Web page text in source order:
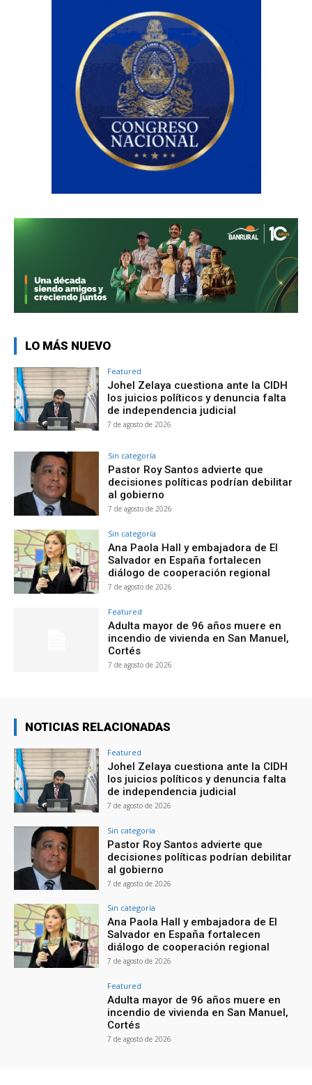
LO MÁS NUEVO
Featured
Johel Zelaya cuestiona ante la CIDH
los juicios políticos y denuncia falta
de independencia judicial
7 de agosto de 2026
Sin categoría
Pastor Roy Santos advierte que
decisiones políticas podrían debilitar
al gobierno
7 de agosto de 2026
Sin categoría
Ana Paola Hall y embajadora de El
Salvador en España fortalecen
diálogo de cooperación regional
7 de agosto de 2026
Featured
Adulta mayor de 96 años muere en
incendio de vivienda en San Manuel,
Cortés
7 de agosto de 2026
NOTICIAS RELACIONADAS
Featured
Johel Zelaya cuestiona ante la CIDH
los juicios políticos y denuncia falta
de independencia judicial
7 de agosto de 2026
Sin categoría
Pastor Roy Santos advierte que
decisiones políticas podrían debilitar
al gobierno
7 de agosto de 2026
Sin categoría
Ana Paola Hall y embajadora de El
Salvador en España fortalecen
diálogo de cooperación regional
7 de agosto de 2026
Featured
Adulta mayor de 96 años muere en
incendio de vivienda en San Manuel,
Cortés
7 de agosto de 2026